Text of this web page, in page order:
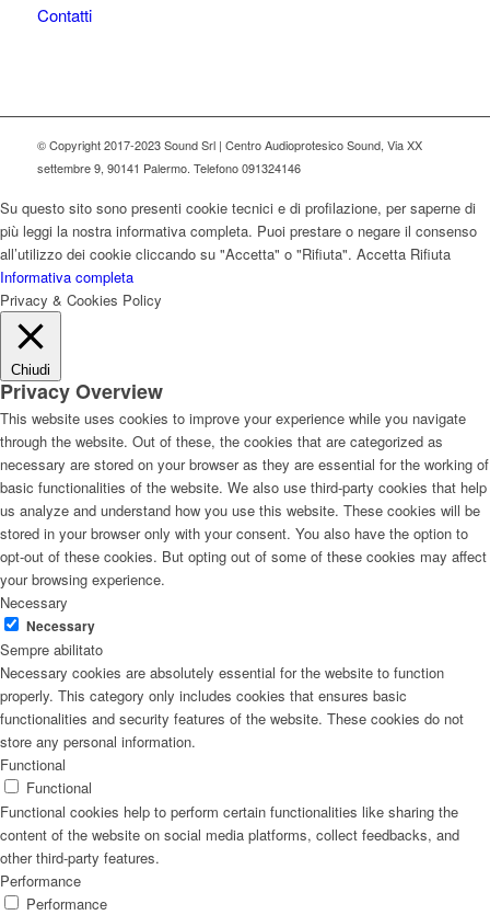
Contatti
© Copyright 2017-2023 Sound Srl | Centro Audioprotesico Sound, Via XX
settembre 9, 90141 Palermo. Telefono 091324146
Su questo sito sono presenti cookie tecnici e di profilazione, per saperne di
più leggi la nostra informativa completa. Puoi prestare o negare il consenso
all’utilizzo dei cookie cliccando su "Accetta" o "Rifiuta". Accetta Rifiuta
Informativa completa
Privacy & Cookies Policy
Chiudi
Privacy Overview
This website uses cookies to improve your experience while you navigate
through the website. Out of these, the cookies that are categorized as
necessary are stored on your browser as they are essential for the working of
basic functionalities of the website. We also use third-party cookies that help
us analyze and understand how you use this website. These cookies will be
stored in your browser only with your consent. You also have the option to
opt-out of these cookies. But opting out of some of these cookies may affect
your browsing experience.
Necessary
Necessary
Sempre abilitato
Necessary cookies are absolutely essential for the website to function
properly. This category only includes cookies that ensures basic
functionalities and security features of the website. These cookies do not
store any personal information.
Functional
Functional
Functional cookies help to perform certain functionalities like sharing the
content of the website on social media platforms, collect feedbacks, and
other third-party features.
Performance
Performance